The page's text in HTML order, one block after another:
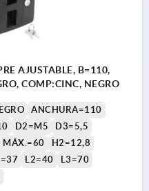
AJUSTABLE, B=110,
COMP:CINC, NEGRO
ANCHURA=110
D2=M5
D3=5,5
MÁX.=60
H2=12,8
L2=40
L3=70